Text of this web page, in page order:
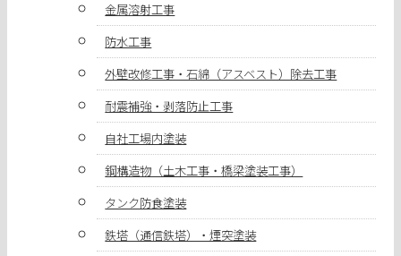
金属溶射工事
防水工事
外壁改修工事・石綿（アスベスト）除去工事
耐震補強・剥落防止工事
自社工場内塗装
鋼構造物（土木工事・橋梁塗装工事）
タンク防食塗装
鉄塔（通信鉄塔）・煙突塗装